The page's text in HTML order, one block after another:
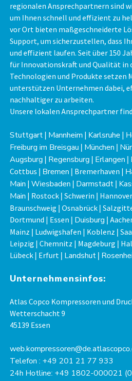
regionalen Ansprechpartnern sind
um Ihnen schnell und effizient zu
vor Ort bieten maßgeschneiderte
Support, um sicherzustellen, dass
und effizient laufen. Seit über 150
für Innovationskraft und Qualität in
Technologien und Produkte setzen
unterstützen Unternehmen dabei,
nachhaltiger zu arbeiten.
Unsere lokalen Ansprechpartner
Stuttgart | Mannheim | Karlsruhe |
Freiburg im Breisgau | München |
Augsburg | Regensburg | Erlangen |
Cottbus | Bremen | Bremerhaven |
Main | Wiesbaden | Darmstadt |
Main | Rostock | Schwerin |
Braunschweig | Osnabrück |
Dortmund | Essen | Duisburg |
Mainz | Ludwigshafen | Koblenz |
Leipzig | Chemnitz | Magdeburg |
Lübeck | Erfurt | Landshut |
Unternehmensinfos:
Atlas Copco Kompressoren und
Wetterschacht 9
45139 Essen
Telefon : +49 201 21 77 933
24h Hotline: +49 1802-000021